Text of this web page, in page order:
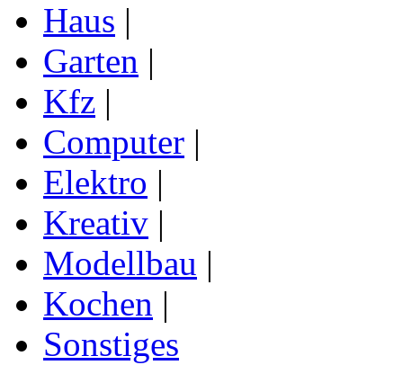
Haus |
Garten |
Kfz |
Computer |
Elektro |
Kreativ |
Modellbau |
Kochen |
Sonstiges